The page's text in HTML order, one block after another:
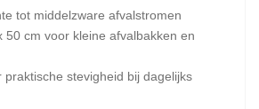
tot middelzware afvalstromen
50 cm voor kleine afvalbakken en
stevigheid bij dagelijks